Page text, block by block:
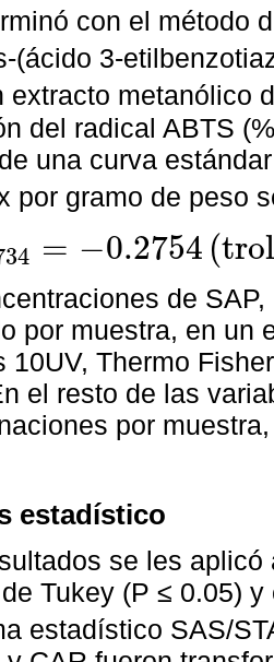
con el método
(ácido 3-
extracto metanólico
del radical ABTS
una curva
por gramo de peso
= −0.2754 (tro
=-0.2754t olox +0.5962; R2=0.9991
de
por muestra, en un
10UV, Thermo
el resto de las
por
estadístico
se les
Tukey (P ≤ 0.05)
estadístico SAS/